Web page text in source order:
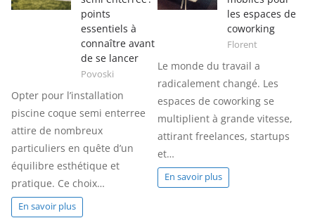
points
essentiels à
connaître avant
de se lancer
Povoski
Opter pour l’installation
piscine coque semi enterree
attire de nombreux
particuliers en quête d’un
équilibre esthétique et
pratique. Ce choix…
En savoir plus
les espaces de
coworking
Florent
Le monde du travail a
radicalement changé. Les
espaces de coworking se
multiplient à grande vitesse,
attirant freelances, startups
et…
En savoir plus